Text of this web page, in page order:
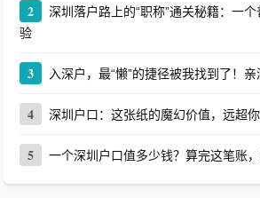
2
深圳落户路上的“职称”通关秘籍：一
验
3 入深户，最“懒”的捷径被我找到了！
4 深圳户口：这张纸的魔幻价值，远超你
5 一个深圳户口值多少钱？算完这笔账